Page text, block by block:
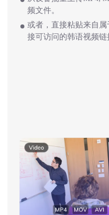
频文件。
或者，直接粘贴来自
接可访问的韩语视频链